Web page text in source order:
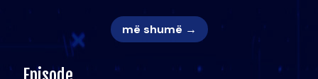
më shumë →